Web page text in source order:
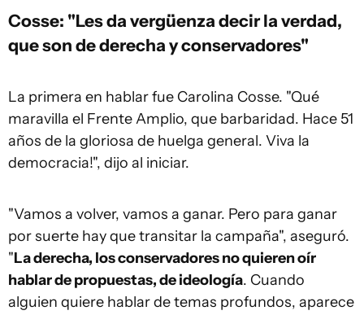
Cosse: "Les da vergüenza decir la verdad,
que son de derecha y conservadores"
La primera en hablar fue Carolina Cosse. "Qué
maravilla el Frente Amplio, que barbaridad. Hace 51
años de la gloriosa de huelga general. Viva la
democracia!", dijo al iniciar.
"Vamos a volver, vamos a ganar. Pero para ganar
por suerte hay que transitar la campaña", aseguró.
"La derecha, los conservadores no quieren oír
hablar de propuestas, de ideología. Cuando
alguien quiere hablar de temas profundos, aparece